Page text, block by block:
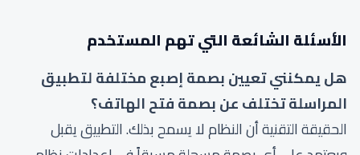
الأسئلة الشائعة التي تهم المستخدم
هل يمكنني تعيين بصمة إصبع مختلفة لتطبيق
المراسلة تختلف عن بصمة فتح الهاتف؟
الحقيقة التقنية أن النظام لا يسمح بذلك. التطبيق يقبل